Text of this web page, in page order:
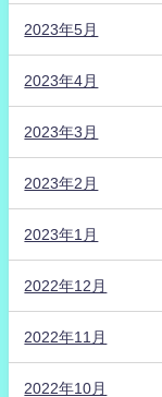
2023年5月
2023年4月
2023年3月
2023年2月
2023年1月
2022年12月
2022年11月
2022年10月